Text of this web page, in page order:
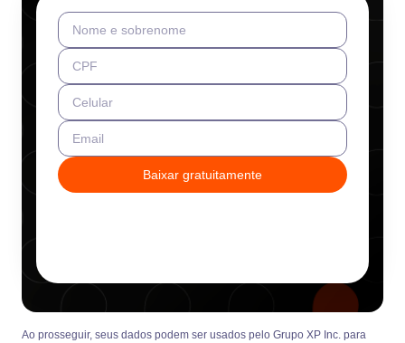
Nome e sobrenome
CPF
Celular
Email
Baixar gratuitamente
Ao prosseguir, seus dados podem ser usados pelo Grupo XP Inc. para